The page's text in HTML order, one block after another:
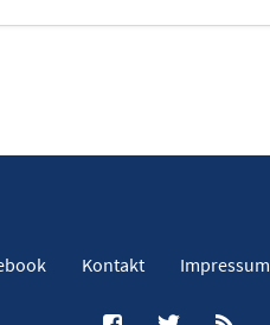
Kontakt Impressum